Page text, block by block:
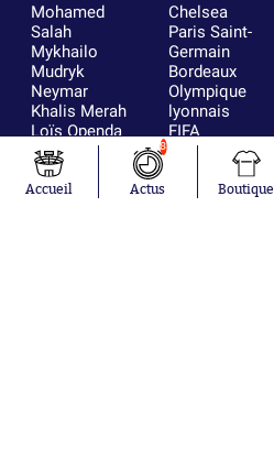
Mohamed
Salah
Mykhailo
Mudryk
Neymar
Khalis Merah
Loïs Openda
Moussa
Niakhaté
Nicolás
Chelsea
Paris Saint-
Germain
Bordeaux
Olympique
lyonnais
FIFA
Real Madrid
RC Strasbourg
AC Milan
Accueil
8
Actus Boutique